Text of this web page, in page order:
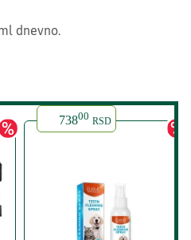
dnevno.
73800 RSD